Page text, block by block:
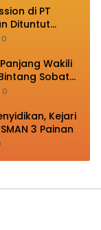
di PT
Dituntut
0
Panjang Wakili
Sobat
0
Kejari
3 Painan